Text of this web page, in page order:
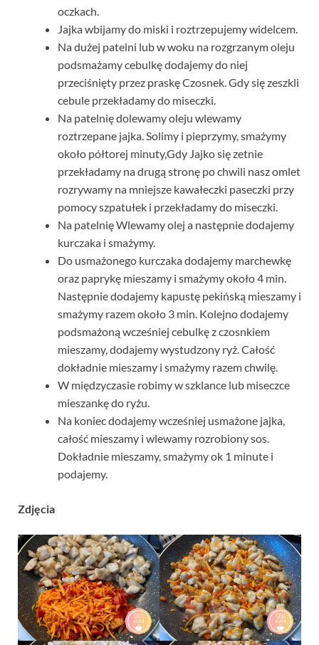
oczkach.
Jajka wbijamy do miski i roztrzepujemy widelcem.
Na dużej patelni lub w woku na rozgrzanym oleju
podsmażamy cebulkę dodajemy do niej
przeciśnięty przez praskę Czosnek. Gdy się zeszkli
cebule przekładamy do miseczki.
Na patelnię dolewamy oleju wlewamy
roztrzepane jajka. Solimy i pieprzymy, smażymy
około półtorej minuty,Gdy Jajko się zetnie
przekładamy na drugą stronę po chwili nasz omlet
rozrywamy na mniejsze kawałeczki paseczki przy
pomocy szpatułek i przekładamy do miseczki.
Na patelnię Wlewamy olej a następnie dodajemy
kurczaka i smażymy.
Do usmażonego kurczaka dodajemy marchewkę
oraz paprykę mieszamy i smażymy około 4 min.
Następnie dodajemy kapustę pekińską mieszamy i
smażymy razem około 3 min. Kolejno dodajemy
podsmażoną wcześniej cebulkę z czosnkiem
mieszamy, dodajemy wystudzony ryż. Całość
dokładnie mieszamy i smażymy razem chwilę.
W międzyczasie robimy w szklance lub miseczce
mieszankę do ryżu.
Na koniec dodajemy wcześniej usmażone jajka,
całość mieszamy i wlewamy rozrobiony sos.
Dokładnie mieszamy, smażymy ok 1 minute i
podajemy.
Zdjęcia